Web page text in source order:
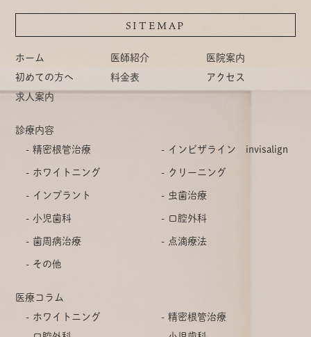
SITEMAP
ホーム 医師紹介
医院案内
初めての方へ
料金表
アクセス
求人案内
診療内容
精密根管治療
インビザライン invisalign
ホワイトニング クリーニング
インプラント 虫歯治療
小児歯科 口腔外科
歯周病治療 点滴療法
その他
医療コラム
ホワイトニング
精密根管治療